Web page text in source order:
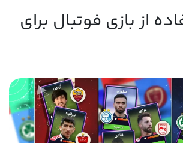
از بازی فوتبال برای